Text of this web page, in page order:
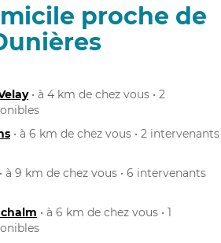
proche de
• à 4 km de chez vous • 2
• à 6 km de chez vous • 2 intervenants
• à 9 km de chez vous • 6 intervenants
• à 6 km de chez vous • 1